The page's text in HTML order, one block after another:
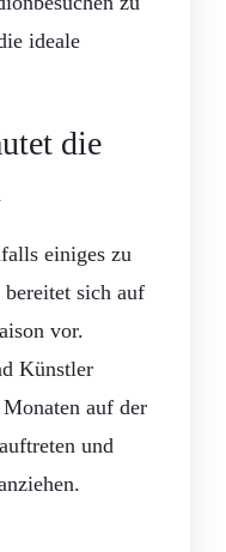
ideale
die
einiges zu
bereitet sich auf
vor.
Künstler
auf der
und